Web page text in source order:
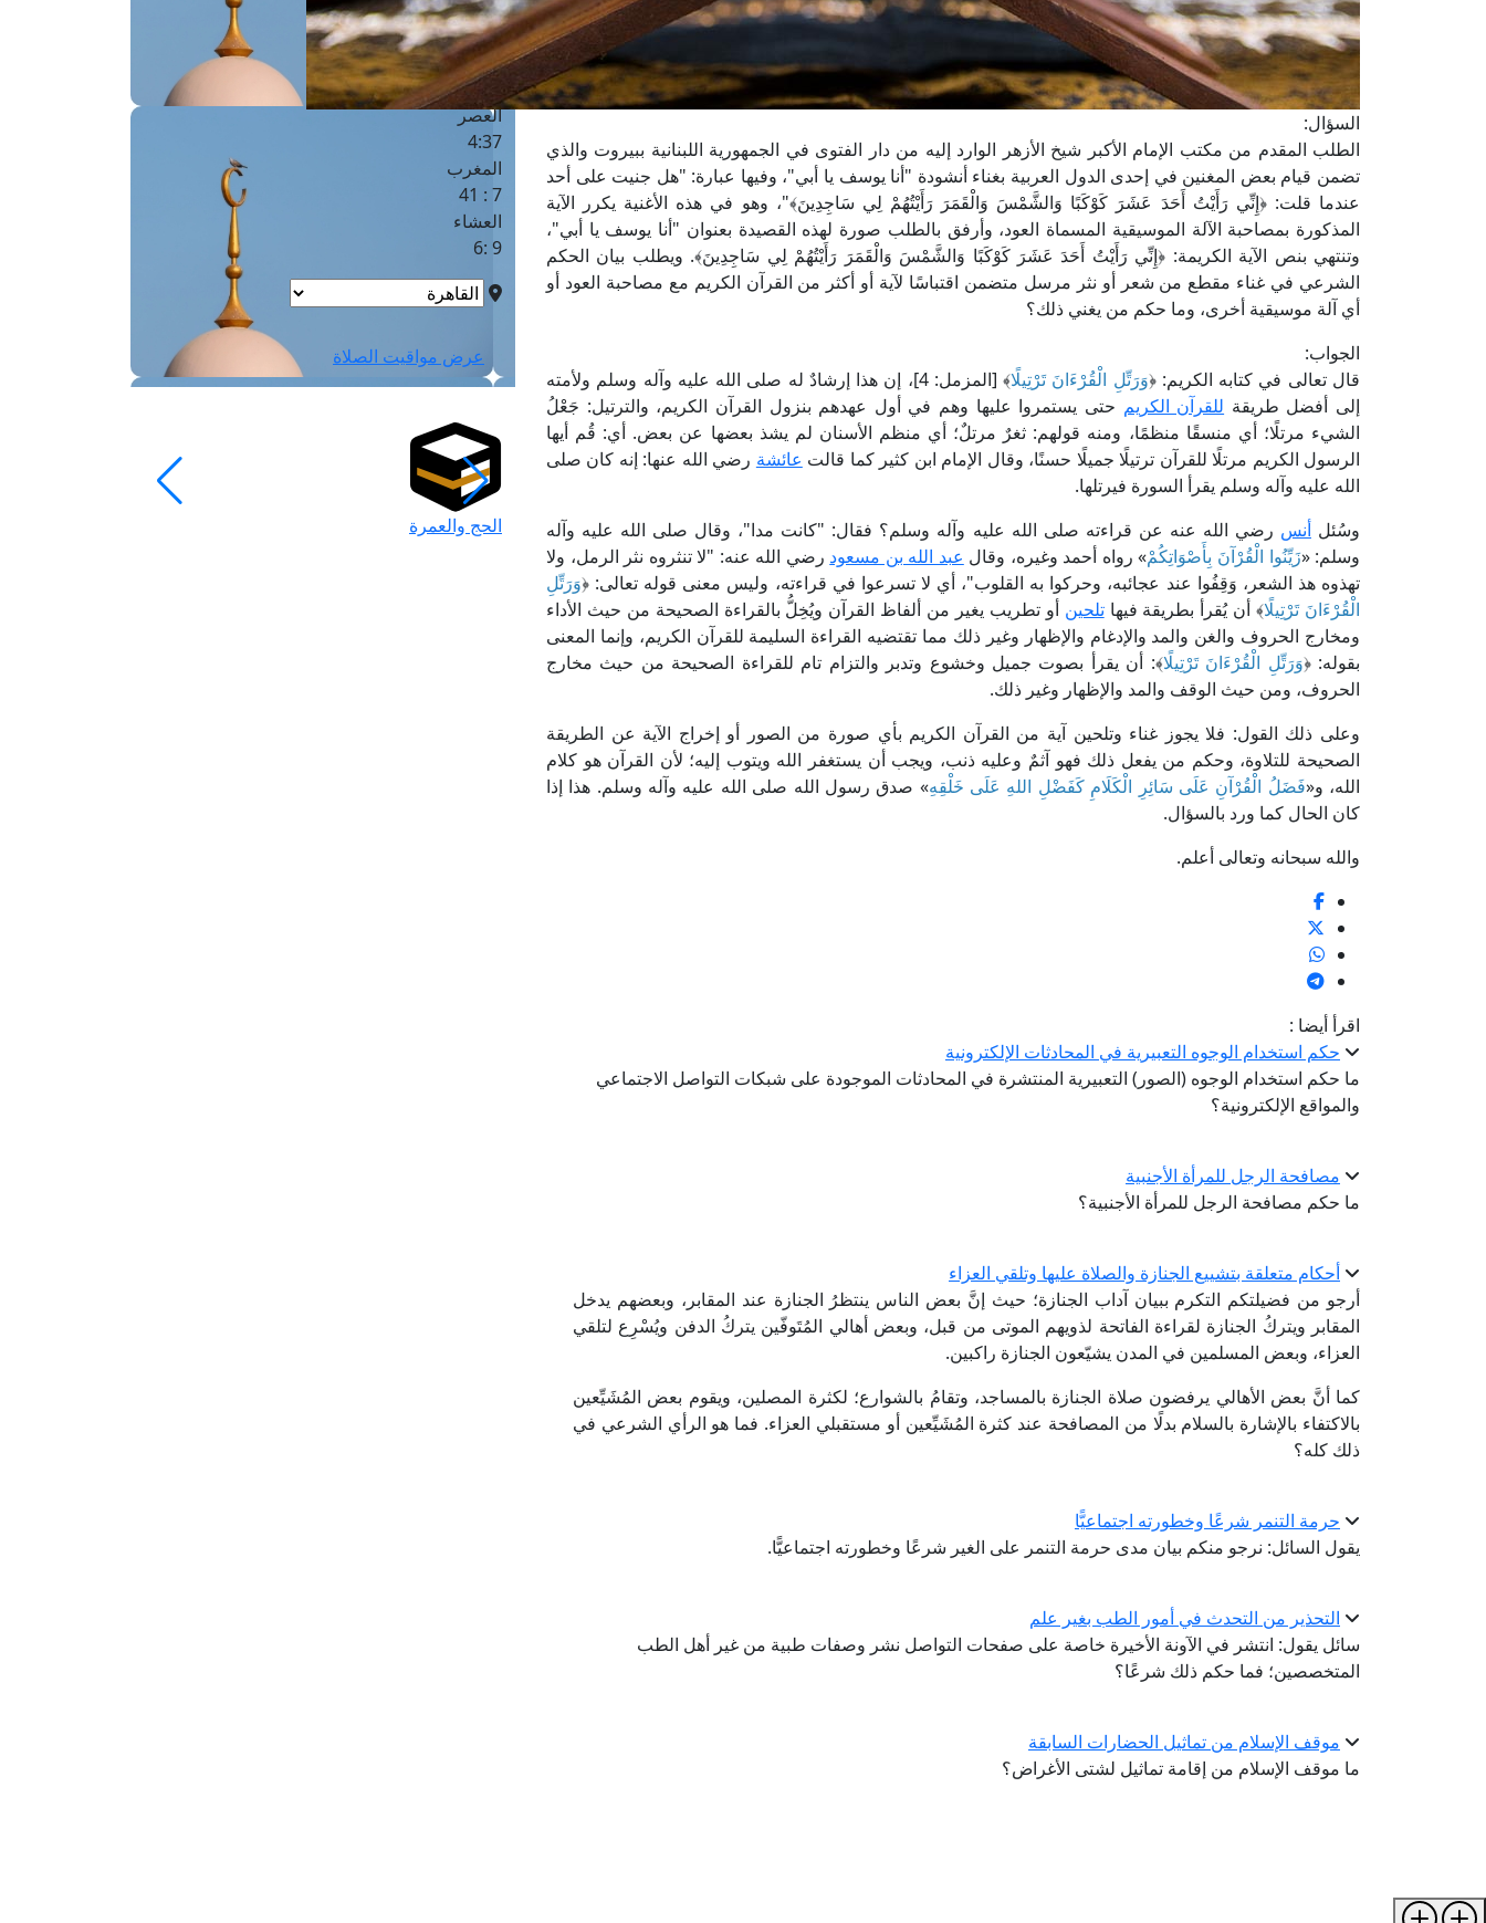
السؤال:
الطلب المقدم من مكتب الإمام الأكبر شيخ الأزهر الوارد إليه من دار الفتوى في الجمهورية اللبنانية ببيروت والذي
تضمن قيام بعض المغنين في إحدى الدول العربية بغناء أنشودة "أنا يوسف يا أبي"، وفيها عبارة: "هل جنيت على أحد
عندما قلت: ﴿إِنِّي رَأَيْتُ أَحَدَ عَشَرَ كَوْكَبًا وَالشَّمْسَ وَالْقَمَرَ رَأَيْتُهُمْ لِي سَاجِدِينَ﴾"، وهو في هذه الأغنية يكرر الآية
المذكورة بمصاحبة الآلة الموسيقية المسماة العود، وأرفق بالطلب صورة لهذه القصيدة بعنوان "أنا يوسف يا أبي"،
وتنتهي بنص الآية الكريمة: ﴿إِنِّي رَأَيْتُ أَحَدَ عَشَرَ كَوْكَبًا وَالشَّمْسَ وَالْقَمَرَ رَأَيْتُهُمْ لِي سَاجِدِينَ﴾. ويطلب بيان الحكم
الشرعي في غناء مقطع من شعر أو نثر مرسل متضمن اقتباسًا لآية أو أكثر من القرآن الكريم مع مصاحبة العود أو
أي آلة موسيقية أخرى، وما حكم من يغني ذلك؟
الجواب:
قال تعالى في كتابه الكريم: ﴿وَرَتِّلِ الْقُرْءَانَ تَرْتِيلًا
﴾ [المزمل: 4]، إن هذا إرشادٌ له صلى الله عليه وآله وسلم ولأمته
إلى أفضل طريقة للقرآن الكريم حتى يستمروا عليها وهم في أول عهدهم بنزول القرآن الكريم، والترتيل: جَعْلُ
الشيء مرتلًا؛ أي منسقًا منظمًا، ومنه قولهم: ثغرٌ مرتلٌ؛ أي منظم الأسنان لم يشذ بعضها عن بعض. أي: قُم أيها
الرسول الكريم مرتلًا للقرآن ترتيلًا جميلًا حسنًا، وقال الإمام ابن كثير كما قالت عائشة رضي الله عنها: إنه كان صلى
الله عليه وآله وسلم يقرأ السورة فيرتلها.
وسُئلأنس رضي الله عنه عن قراءته صلى الله عليه وآله وسلم؟ فقال: "كانت مدا"، وقال صلى الله عليه وآله
وسلم: «زَيِّنُوا الْقُرْآنَ بِأَصْوَاتِكُمْ» رواه أحمد وغيره، وقال عبد الله بن مسعود رضي الله عنه: "لا تنثروه نثر الرمل، ولا
تهذوه هذ الشعر، وَقِفُوا عند عجائبه، وحركوا به القلوب"، أي لا تسرعوا في قراءته، وليس معنى قوله تعالى: ﴿وَرَتِّلِ
الْقُرْءَانَ تَرْتِيلًا﴾ أن يُقرأ بطريقة فيهاتلحين أو تطريب يغير من ألفاظ القرآن ويُخِلُّ بالقراءة الصحيحة من حيث الأداء
ومخارج الحروف والغن والمد والإدغام والإظهار وغير ذلك مما تقتضيه القراءة السليمة للقرآن الكريم، وإنما المعنى
بقوله: ﴿وَرَتِّلِ الْقُرْءَانَ تَرْتِيلًا﴾: أن يقرأ بصوت جميل وخشوع وتدبر والتزام تام للقراءة الصحيحة من حيث مخارج
الحروف، ومن حيث الوقف والمد والإظهار وغير ذلك.
وعلى ذلك القول: فلا يجوز غناء وتلحين آية من القرآن الكريم بأي صورة من الصور أو إخراج الآية عن الطريقة
الصحيحة للتلاوة، وحكم من يفعل ذلك فهو آثمٌ وعليه ذنب، ويجب أن يستغفر الله ويتوب إليه؛ لأن القرآن هو كلام
الله، و«فَضَلُ الْقُرْآنِ عَلَى سَائِرِ الْكَلَامِ كَفَضْلِ اللهِ عَلَى خَلْقِهِ» صدق رسول الله صلى الله عليه وآله وسلم. هذا إذا
كان الحال كما ورد بالسؤال.
والله سبحانه وتعالى أعلم.
اقرأ أيضا :
حكم استخدام الوجوه التعبيرية في المحادثات الإلكترونية
ما حكم استخدام الوجوه (الصور) التعبيرية المنتشرة في المحادثات الموجودة على شبكات التواصل الاجتماعي
والمواقع الإلكترونية؟
مصافحة الرجل للمرأة الأجنبية
ما حكم مصافحة الرجل للمرأة الأجنبية؟
أحكام متعلقة بتشييع الجنازة والصلاة عليها وتلقي العزاء
أرجو من فضيلتكم التكرم ببيان آداب الجنازة؛ حيث إنَّ بعض الناس ينتظرُ الجنازة عند المقابر، وبعضهم يدخل
المقابر ويتركُ الجنازة لقراءة الفاتحة لذويهم الموتى من قبل، وبعض أهالي المُتَوفّين يتركُ الدفن ويُسْرِع لتلقي
العزاء، وبعض المسلمين في المدن يشيّعون الجنازة راكبين.
كما أنَّ بعض الأهالي يرفضون صلاة الجنازة بالمساجد، وتقامُ بالشوارع؛ لكثرة المصلين، ويقوم بعض المُشَيِّعين
بالاكتفاء بالإشارة بالسلام بدلًا من المصافحة عند كثرة المُشَيِّعين أو مستقبلي العزاء. فما هو الرأي الشرعي في
ذلك كله؟
حرمة التنمر شرعًا وخطورته اجتماعيًّا
يقول السائل: نرجو منكم بيان مدى حرمة التنمر على الغير شرعًا وخطورته اجتماعيًّا.
التحذير من التحدث في أمور الطب بغير علم
سائل يقول: انتشر في الآونة الأخيرة خاصة على صفحات التواصل نشر وصفات طبية من غير أهل الطب
المتخصصين؛ فما حكم ذلك شرعًا؟
موقف الإسلام من تماثيل الحضارات السابقة
ما موقف الإسلام من إقامة تماثيل لشتى الأغراض؟
الشروق
6 :19
الظهر
العصر
4:37
المغرب
7 : 41
العشاء
9 :6
عرض مواقيت الصلاة
الحج والعمرة